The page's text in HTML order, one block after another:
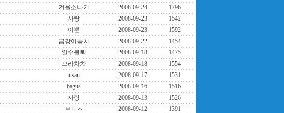
겨울소나기 2008-09-24
1796
사랑 2008-09-23
1542
이뿐 2008-09-23
1592
금강어름치 2008-09-22
1454
일수불퇴 2008-09-18
1475
으라차차 2008-09-18
1554
insan 2008-09-17
1531
bagus 2008-09-16
1516
사랑 2008-09-13
1526
ㅂㄴㅅ 2008-09-12
1391